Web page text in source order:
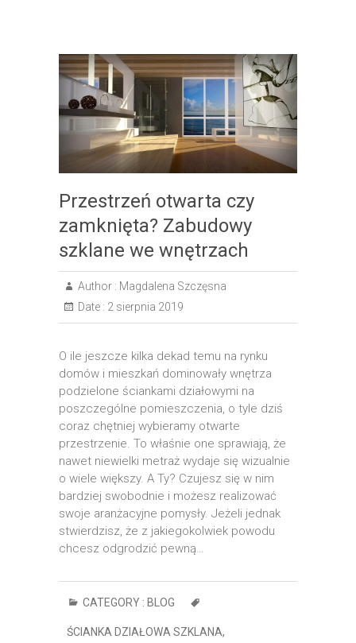
Przestrzeń otwarta czy
zamknięta? Zabudowy
szklane we wnętrzach
Author : Magdalena Szczęsna
Date : 2 sierpnia 2019
O ile jeszcze kilka dekad temu na rynku
domów i mieszkań dominowały wnętrza
podzielone ściankami działowymi na
poszczególne pomieszczenia, o tyle dziś
coraz chętniej wybieramy otwarte
przestrzenie. To właśnie one sprawiają, że
nawet niewielki metraż wydaje się wizualnie
o wiele większy. A Ty? Czujesz się w nim
bardziej swobodnie i możesz realizować
swoje aranżacyjne pomysły. Jeżeli jednak
stwierdzisz, że z jakiegokolwiek powodu
chcesz odgrodzić pewną…
CATEGORY : BLOG
ŚCIANKA DZIAŁOWA SZKLANA,